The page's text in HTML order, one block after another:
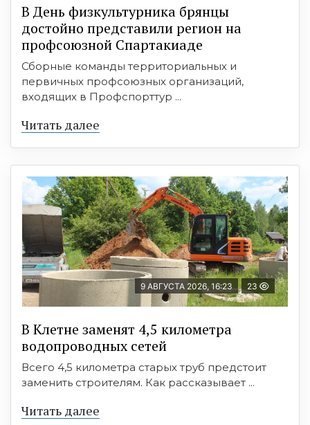
В День физкультурника брянцы
достойно представили регион на
профсоюзной Спартакиаде
Сборные команды территориальных и
первичных профсоюзных организаций,
входящих в Профспорттур ...
Читать далее
9 АВГУСТА 2026, 16:23 23
В Клетне заменят 4,5 километра
водопроводных сетей
Всего 4,5 километра старых труб предстоит
заменить строителям. Как рассказывает ...
Читать далее